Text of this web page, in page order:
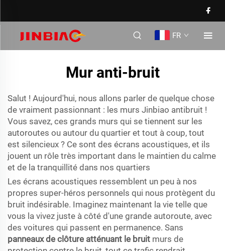
FR
Mur anti-bruit
Salut ! Aujourd'hui, nous allons parler de quelque chose
de vraiment passionnant : les murs Jinbiao antibruit !
Vous savez, ces grands murs qui se tiennent sur les
autoroutes ou autour du quartier et tout à coup, tout
est silencieux ? Ce sont des écrans acoustiques, et ils
jouent un rôle très important dans le maintien du calme
et de la tranquillité dans nos quartiers
Les écrans acoustiques ressemblent un peu à nos
propres super-héros personnels qui nous protègent du
bruit indésirable. Imaginez maintenant la vie telle que
vous la vivez juste à côté d'une grande autoroute, avec
des voitures qui passent en permanence. Sans
panneaux de clôture atténuant le bruit murs de